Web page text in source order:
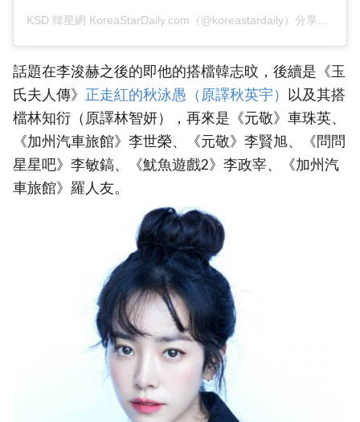
話題在李浚赫之後的即他的搭檔韓志旼，後續是《玉
氏夫人傳》 正走紅的秋泳愚（原譯秋英宇） 以及其搭
檔林知衍（原譯林智妍），再來是《元敬》車珠英、
《加州汽車旅館》李世榮、《元敬》李賢旭、《問問
星星吧》李敏鎬、《魷魚遊戲2》李政宰、《加州汽
車旅館》羅人友。